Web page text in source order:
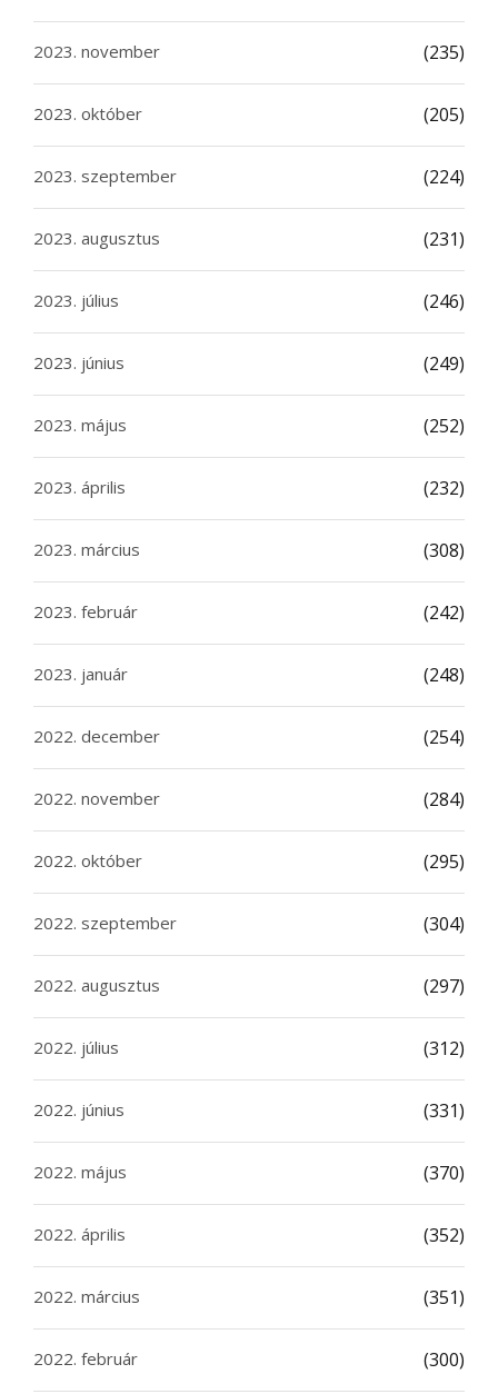
2023. november (235)
2023. október (205)
2023. szeptember (224)
2023. augusztus (231)
2023. július (246)
2023. június (249)
2023. május (252)
2023. április (232)
2023. március (308)
2023. február (242)
2023. január (248)
2022. december (254)
2022. november (284)
2022. október (295)
2022. szeptember (304)
2022. augusztus (297)
2022. július (312)
2022. június (331)
2022. május (370)
2022. április (352)
2022. március (351)
2022. február (300)